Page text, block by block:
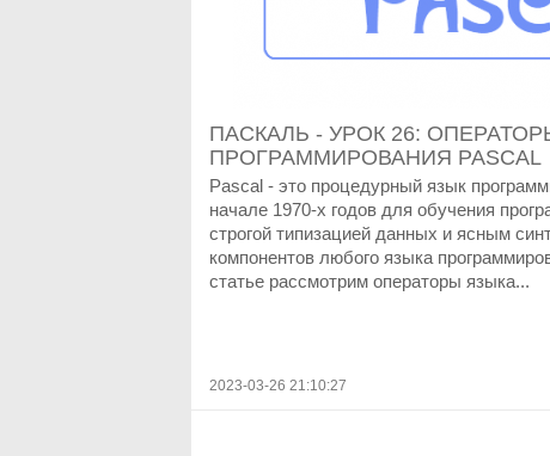
ПАСКАЛЬ - УРОК 26:
ПРОГРАММИРОВАНИЯ PASCAL
Pascal - это процедурный язык
начале 1970-х годов для обучения
строгой типизацией данных и ясным
компонентов любого языка
статье рассмотрим операторы языка...
2023-03-26 21:10:27